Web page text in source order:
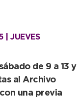
| JUEVES
de 9 a 13 y
al Archivo
una previa